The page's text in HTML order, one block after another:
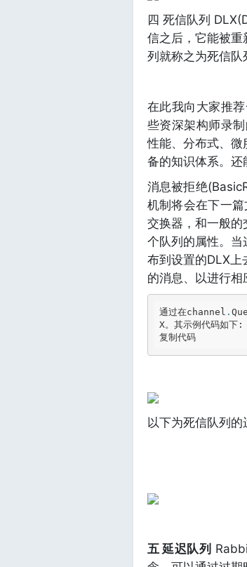
四 死信队列
信之后，它能被重
列就称之为死信
在此我向大家推
些资深架构师录
性能、分布式、
备的知识体系。还
消息被拒绝
机制将会在下一
交换器，和一般
个队列的属性。
布到设置的DLX上
的消息、以进行相
通过在channel .
X。其示例代码如下:
复制代码
以下为死信队列的
五 延迟队列